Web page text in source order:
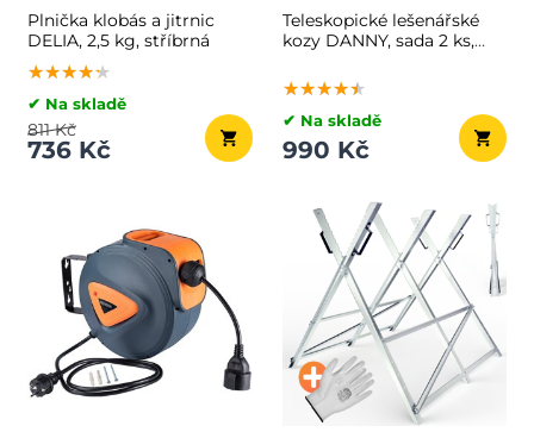
Plnička klobás a jitrnic
DELIA, 2,5 kg, stříbrná
★★★★★
★★★★★
★★★★★
✔ Na skladě
736 Kč
811 Kč
Teleskopické lešenářské
kozy DANNY, sada 2 ks,
130cm, stříbrná/modrá
★★★★★
★★★★★
★★★★★
✔ Na skladě
990 Kč